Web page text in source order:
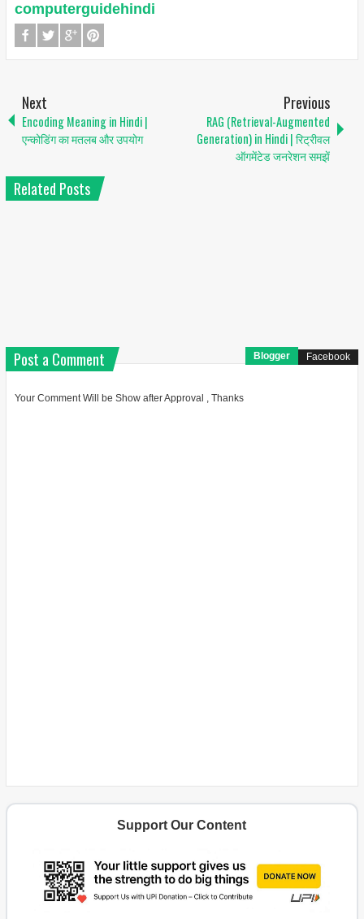
computerguidehindi
Next
Encoding Meaning in Hindi |
एन्कोडिंग का मतलब और उपयोग
Previous
RAG (Retrieval-Augmented
Generation) in Hindi | रिट्रीवल
ऑगमेंटेड जनरेशन समझें
Related Posts
Post a Comment Blogger Facebook
Your Comment Will be Show after Approval , Thanks
Support Our Content